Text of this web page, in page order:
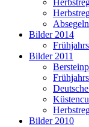
Bilder 2014
Bilder 2011
Bilder 2010